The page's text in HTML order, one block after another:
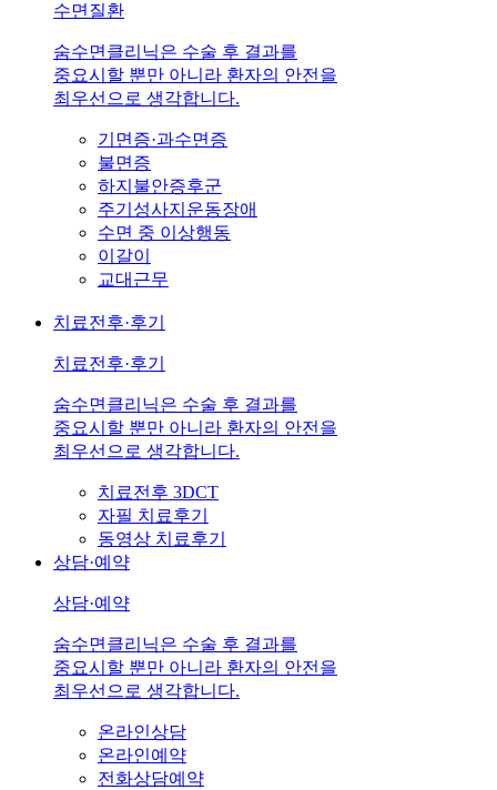
수면질환
숨수면클리닉은 수술 후 결과를
중요시할 뿐만 아니라 환자의 안전을
최우선으로 생각합니다.
기면증·과수면증
불면증
하지불안증후군
주기성사지운동장애
수면 중 이상행동
이갈이
교대근무
치료전후·후기
치료전후·후기
숨수면클리닉은 수술 후 결과를
중요시할 뿐만 아니라 환자의 안전을
최우선으로 생각합니다.
치료전후 3DCT
자필 치료후기
동영상 치료후기
상담·예약
상담·예약
숨수면클리닉은 수술 후 결과를
중요시할 뿐만 아니라 환자의 안전을
최우선으로 생각합니다.
온라인상담
온라인예약
전화상담예약